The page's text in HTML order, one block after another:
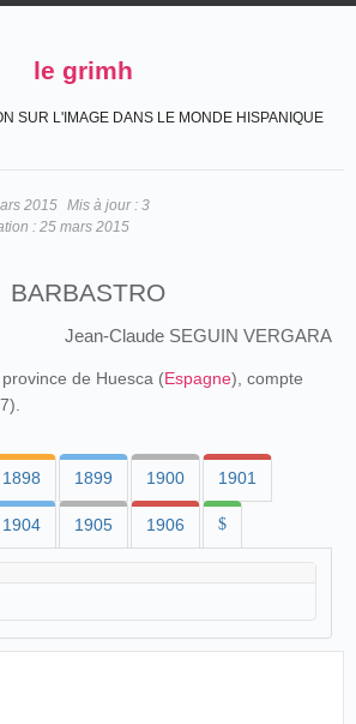
le grimh
SUR L'IMAGE DANS LE MONDE HISPANIQUE
2015 Mis à jour : 3
: 25 mars 2015
BARBASTRO
Jean-Claude SEGUIN VERGARA
de Huesca (Espagne), compte
1898 1899 1900 1901
1904 1905 1906 $